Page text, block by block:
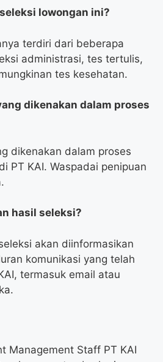
lowongan ini?
terdiri dari beberapa
administrasi, tes tertulis,
tes kesehatan.
dikenakan dalam proses
dikenakan dalam proses
PT KAI. Waspadai penipuan
hasil seleksi?
akan diinformasikan
komunikasi yang telah
termasuk email atau
Management Staff PT KAI